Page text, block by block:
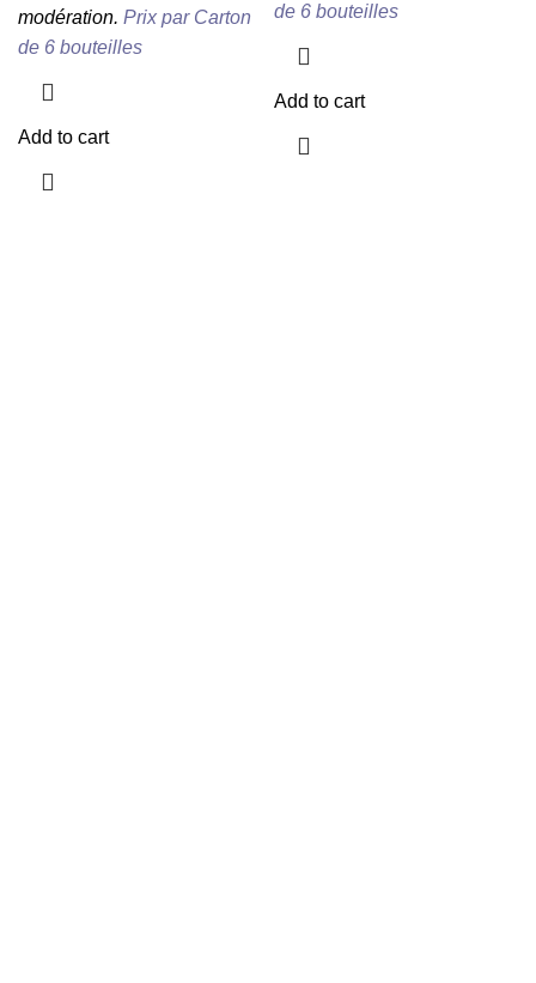
modération. Prix par Carton
de 6 bouteilles
Add to cart
de 6 bouteilles
Add to cart